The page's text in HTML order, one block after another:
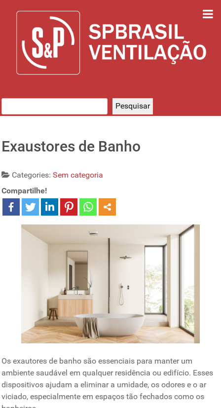
Pesquisar
Pesquisar
Exaustores de Banho
Categories:Sem categoria
Compartilhe!
Os exautores de banho são essenciais para manter um
ambiente saudável em qualquer residência ou edifício. Esses
dispositivos ajudam a eliminar a umidade, os odores e o ar
viciado, especialmente em espaços tão fechados como os